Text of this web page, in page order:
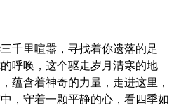
千里喧嚣，寻找着你遗落的足
呼唤，这个驱走岁月清寒的地
蕴含着神奇的力量，走进这里，
，守着一颗平静的心，看四季如